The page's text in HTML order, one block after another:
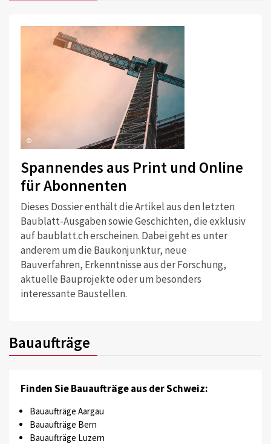
©
Spannendes aus Print und Online
für Abonnenten
Dieses Dossier enthält die Artikel aus den letzten
Baublatt-Ausgaben sowie Geschichten, die exklusiv
auf baublatt.ch erscheinen. Dabei geht es unter
anderem um die Baukonjunktur, neue
Bauverfahren, Erkenntnisse aus der Forschung,
aktuelle Bauprojekte oder um besonders
interessante Baustellen.
Bauaufträge
Finden Sie Bauaufträge aus der Schweiz:
Bauaufträge Aargau
Bauaufträge Bern
Bauaufträge Luzern